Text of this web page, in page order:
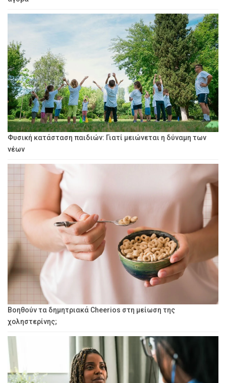
Φυσική κατάσταση παιδιών: Γιατί μειώνεται η δύναμη των
νέων
Βοηθούν τα δημητριακά Cheerios στη μείωση της
χοληστερίνης;